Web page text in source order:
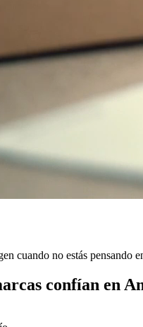
cuando no estás pensando
confían en